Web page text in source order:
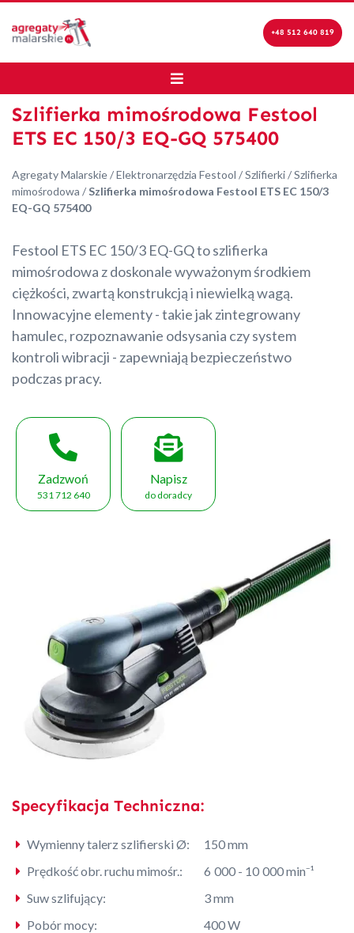
+48 512 640 819
Szlifierka mimośrodowa Festool
ETS EC 150/3 EQ-GQ 575400
Agregaty Malarskie/Elektronarzędzia Festool /Szlifierki/Szlifierka
mimośrodowa /Szlifierka mimośrodowa Festool ETS EC 150/3
EQ-GQ 575400
Festool ETS EC 150/3 EQ-GQ to szlifierka
mimośrodowa z doskonale wyważonym środkiem
ciężkości, zwartą konstrukcją i niewielką wagą.
Innowacyjne elementy - takie jak zintegrowany
hamulec, rozpoznawanie odsysania czy system
kontroli wibracji - zapewniają bezpieczeństwo
podczas pracy.
Zadzwoń
531 712 640
Napisz
do doradcy
Specyfikacja Techniczna:
Wymienny talerz szlifierski Ø:
150 mm
Prędkość obr. ruchu mimośr.:
6 000 - 10 000 min⁻¹
Suw szlifujący:
3 mm
Pobór mocy:
400 W